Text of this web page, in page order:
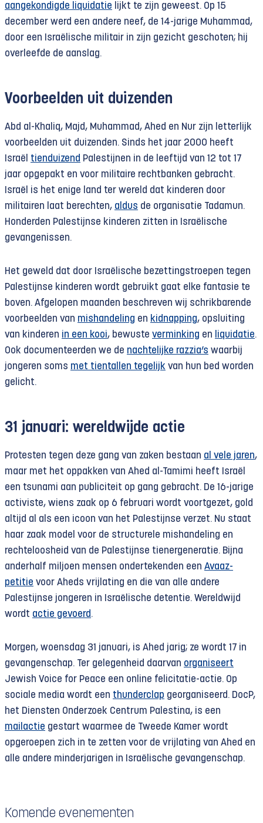
aangekondigde liquidatie lijkt te zijn geweest. Op 15
december werd een andere neef, de 14-jarige Muhammad,
door een Israëlische militair in zijn gezicht geschoten; hij
overleefde de aanslag.
Voorbeelden uit duizenden
Abd al-Khaliq, Majd, Muhammad, Ahed en Nur zijn letterlijk
voorbeelden uit duizenden. Sinds het jaar 2000 heeft
Israël tienduizend Palestijnen in de leeftijd van 12 tot 17
jaar opgepakt en voor militaire rechtbanken gebracht.
Israël is het enige land ter wereld dat kinderen door
militairen laat berechten, aldus de organisatie Tadamun.
Honderden Palestijnse kinderen zitten in Israëlische
gevangenissen.
Het geweld dat door Israëlische bezettingstroepen tegen
Palestijnse kinderen wordt gebruikt gaat elke fantasie te
boven. Afgelopen maanden beschreven wij schrikbarende
voorbeelden van mishandeling en kidnapping, opsluiting
van kinderen in een kooi, bewuste verminking en liquidatie.
Ook documenteerden we de nachtelijke razzia’s waarbij
jongeren soms met tientallen tegelijk van hun bed worden
gelicht.
31 januari: wereldwijde actie
Protesten tegen deze gang van zaken bestaan al vele jaren,
maar met het oppakken van Ahed al-Tamimi heeft Israël
een tsunami aan publiciteit op gang gebracht. De 16-jarige
activiste, wiens zaak op 6 februari wordt voortgezet, gold
altijd al als een icoon van het Palestijnse verzet. Nu staat
haar zaak model voor de structurele mishandeling en
rechteloosheid van de Palestijnse tienergeneratie. Bijna
anderhalf miljoen mensen ondertekenden een Avaaz-
petitie voor Aheds vrijlating en die van alle andere
Palestijnse jongeren in Israëlische detentie. Wereldwijd
wordt actie gevoerd.
Morgen, woensdag 31 januari, is Ahed jarig; ze wordt 17 in
gevangenschap. Ter gelegenheid daarvan organiseert
Jewish Voice for Peace een online felicitatie-actie. Op
sociale media wordt een thunderclap georganiseerd. DocP,
het Diensten Onderzoek Centrum Palestina, is een
mailactie gestart waarmee de Tweede Kamer wordt
opgeroepen zich in te zetten voor de vrijlating van Ahed en
alle andere minderjarigen in Israëlische gevangenschap.
Komende evenementen